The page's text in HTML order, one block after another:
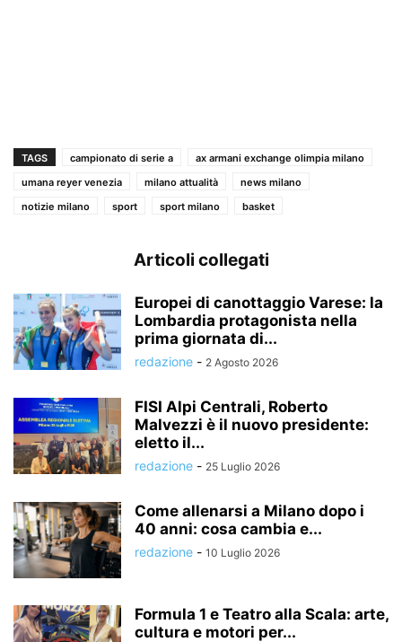
TAGS campionato di serie a
ax armani exchange olimpia milano
umana reyer venezia
milano attualità
news milano
notizie milano
sport sport milano basket
Articoli collegati
Europei di canottaggio Varese: la
Lombardia protagonista nella
prima giornata di...
redazione - 2 Agosto 2026
FISI Alpi Centrali, Roberto
Malvezzi è il nuovo presidente:
eletto il...
redazione - 25 Luglio 2026
Come allenarsi a Milano dopo i
40 anni: cosa cambia e...
redazione - 10 Luglio 2026
Formula 1 e Teatro alla Scala: arte,
cultura e motori per...